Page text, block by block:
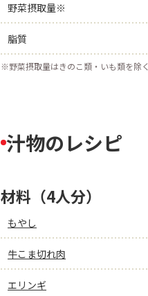
野菜摂取量※
脂質
※野菜摂取量はきのこ類・いも類を除く
汁物のレシピ
材料（4人分）
もやし
牛こま切れ肉
エリンギ